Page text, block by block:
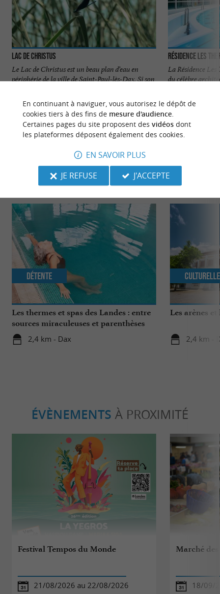
Lac de Christus
Le Lac de Christus est un beau plan d’eau en
périphérie de la ville de Saint-Paul-lès-Dax. Si son
687 m - Saint-Paul-lès-Dax
Résidence Les
La Résidence
du célèbre
2,0 km -
NOUS AVONS TESTÉPOUR VOUS
Les thermes et spas des Landes : entre
sources miraculeuses et parenthèses
bien-être
2,4 km - Dax
Détente
Les arènes
2,4 km -
Culturelle
ÉVÈNEMENTS À PROXIMITÉ
Festival Tempos du Monde
21/08/2026 au 22/08/2026
Marché
18/09/
En continuant à naviguer, vous autorisez le dépôt de
cookies tiers à des fins de mesure d'audience.
Certaines pages du site proposent des vidéosdont
les plateformes déposent également des cookies.
EN SAVOIR PLUS
JE REFUSE
J'ACCEPTE